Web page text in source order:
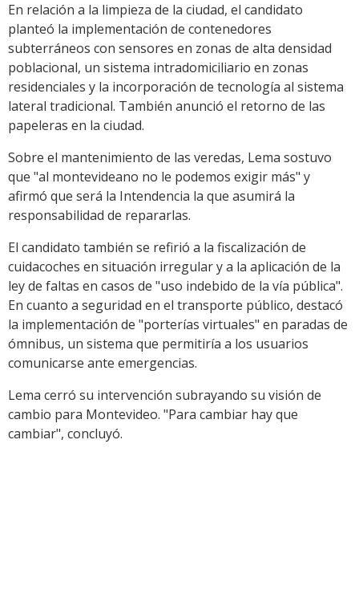
En relación a la limpieza de la ciudad, el candidato
planteó la implementación de contenedores
subterráneos con sensores en zonas de alta densidad
poblacional, un sistema intradomiciliario en zonas
residenciales y la incorporación de tecnología al sistema
lateral tradicional. También anunció el retorno de las
papeleras en la ciudad.
Sobre el mantenimiento de las veredas, Lema sostuvo
que "al montevideano no le podemos exigir más" y
afirmó que será la Intendencia la que asumirá la
responsabilidad de repararlas.
El candidato también se refirió a la fiscalización de
cuidacoches en situación irregular y a la aplicación de la
ley de faltas en casos de "uso indebido de la vía pública".
En cuanto a seguridad en el transporte público, destacó
la implementación de "porterías virtuales" en paradas de
ómnibus, un sistema que permitiría a los usuarios
comunicarse ante emergencias.
Lema cerró su intervención subrayando su visión de
cambio para Montevideo. "Para cambiar hay que
cambiar", concluyó.